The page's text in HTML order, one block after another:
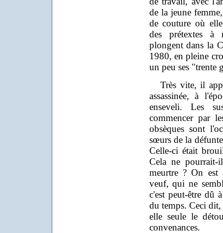
de la jeune
de couture où
des prétextes à
plongent dans la
1980, en pleine
un peu ses "trente
Très vite, il
assassinée, à
enseveli. Les
commencer par
obsèques sont
sœurs de la
Celle-ci était
Cela ne
meurtre ? On est
veuf, qui ne
c'est peut-être dû
du temps. Ceci
elle seule le
convenances.